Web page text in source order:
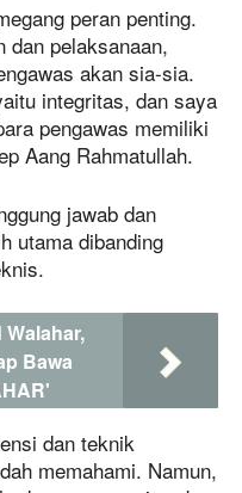
peran penting.
dan pelaksanaan,
akan sia-sia.
integritas, dan saya
pengawas memiliki
Aang Rahmatullah.
jawab dan
utama dibanding
Bawa
dan teknik
memahami. Namun,